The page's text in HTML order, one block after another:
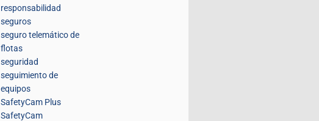
responsabilidad
seguros
seguro telemático de
flotas
seguridad
seguimiento de
equipos
SafetyCam Plus
SafetyCam